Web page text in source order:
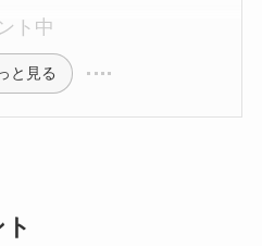
ト中
と見る